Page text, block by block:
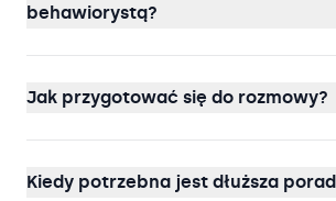
behawiorystą?
Jak przygotować się do rozmowy?
Kiedy potrzebna jest dłuższa